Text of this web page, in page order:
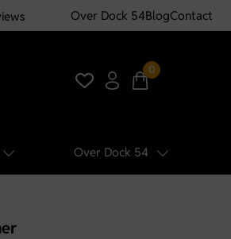
Over Dock 54BlogContact
0
Over Dock 54